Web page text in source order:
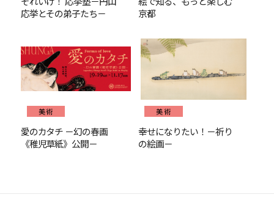
応挙とその弟子たち－
京都
美術
愛のカタチ －幻の春画
《稚児草紙》公開－
美術
幸せになりたい！－祈り
の絵画－